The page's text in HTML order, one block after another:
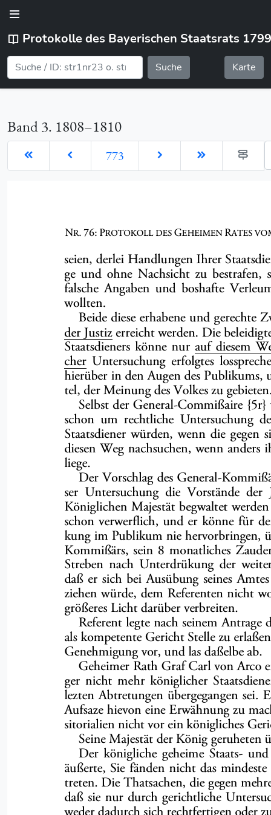
Protokolle des Bayerischen Staatsrats
Suche Karte
Band 3. 1808–1810
773